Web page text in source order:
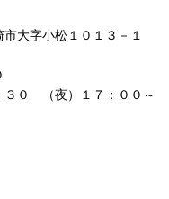
字小松１０１３－１
０ （夜）１７：００～